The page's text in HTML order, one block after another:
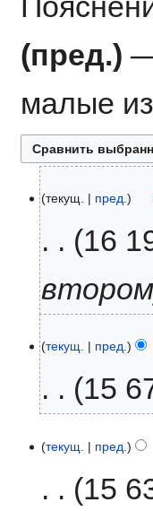
(пред.)
малые
июля
2026
текущ. пред.
16
июля
2026
текущ. пред.
15
текущ. пред.
15